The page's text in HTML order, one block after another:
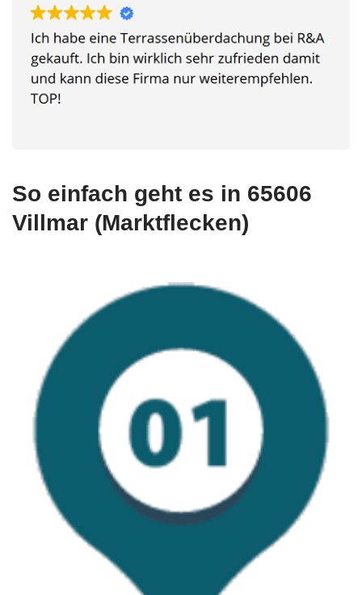
So einfach geht es in 65606
Villmar (Marktflecken)